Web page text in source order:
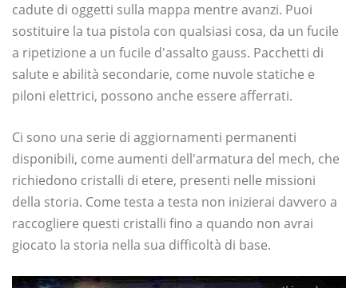
cadute di oggetti sulla mappa mentre avanzi. Puoi
sostituire la tua pistola con qualsiasi cosa, da un fucile
a ripetizione a un fucile d'assalto gauss. Pacchetti di
salute e abilità secondarie, come nuvole statiche e
piloni elettrici, possono anche essere afferrati.
Ci sono una serie di aggiornamenti permanenti
disponibili, come aumenti dell'armatura del mech, che
richiedono cristalli di etere, presenti nelle missioni
della storia. Come testa a testa non inizierai davvero a
raccogliere questi cristalli fino a quando non avrai
giocato la storia nella sua difficoltà di base.